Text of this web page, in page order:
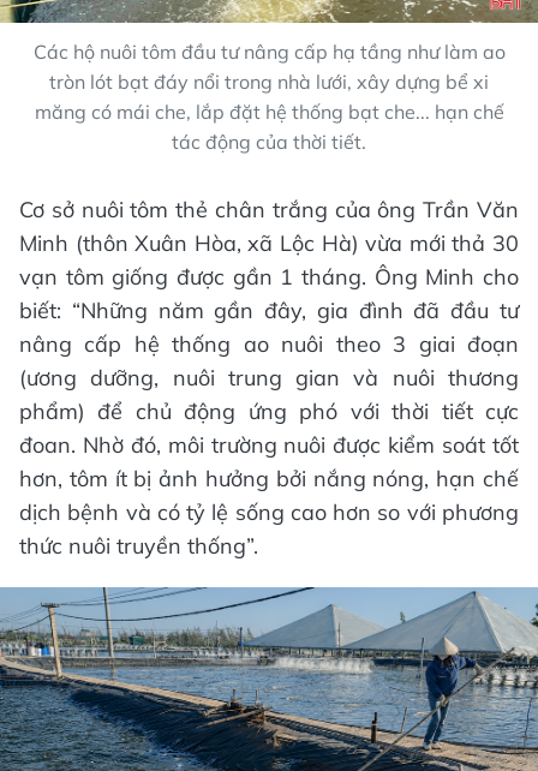
Các hộ nuôi tôm đầu tư nâng cấp hạ tầng như làm ao
tròn lót bạt đáy nổi trong nhà lưới, xây dựng bể xi
măng có mái che, lắp đặt hệ thống bạt che... hạn chế
tác động của thời tiết.
Cơ sở nuôi tôm thẻ chân trắng của ông Trần Văn
Minh (thôn Xuân Hòa, xã Lộc Hà) vừa mới thả 30
vạn tôm giống được gần 1 tháng. Ông Minh cho
biết: “Những năm gần đây, gia đình đã đầu tư
nâng cấp hệ thống ao nuôi theo 3 giai đoạn
(ương dưỡng, nuôi trung gian và nuôi thương
phẩm) để chủ động ứng phó với thời tiết cực
đoan. Nhờ đó, môi trường nuôi được kiểm soát tốt
hơn, tôm ít bị ảnh hưởng bởi nắng nóng, hạn chế
dịch bệnh và có tỷ lệ sống cao hơn so với phương
thức nuôi truyền thống”.